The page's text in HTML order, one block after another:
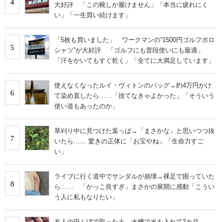
4
大好評 「この靴しか履けません」「本当に疲れにく
い」「一生買い続けます」
5
「5枚も買いました」 ワークマンの“1500円ゴルフポロ
シャツ”が大好評 「ゴルフにも普段使いにも最適」
「汗をかいてもすぐ乾く」「全てに大満足しています」
6
使えなくなったルイ・ヴィトンのバッグ→約4万円かけ
て染め直したら……「捨てなきゃよかった」「そういう
使い道もあったのか」
7
草刈り中に見つけた葉っぱ→「まさかな」と思いつつ抜
いたら…… 驚きの正体に「お宝やね」「生命力すご
い」
8
ライブに行く道中でサンダルが崩壊→裸足で困っていた
ら…… 「かっこ良すぎ」まさかの展開に感動「こうい
う人に私もなりたい」